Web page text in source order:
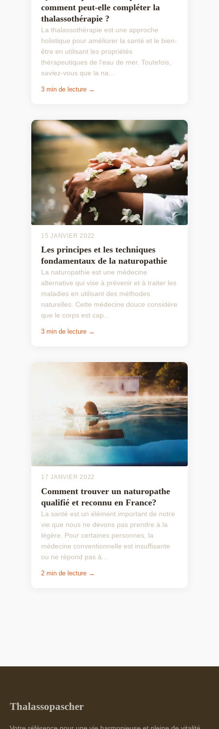
comment peut-elle compléter la
thalassothérapie ?
La thalassothérapie est une approche
holistique pour améliorer la santé et le bien-
être en utilisant les propriétés
thérapeutiques de l'eau de mer. Toutefois,
saviez-vous que la na...
3 min de lecture →
15 JANVIER 2022
Les principes et les techniques
fondamentaux de la naturopathie
La naturopathie est une médecine
alternative qui vise à prévenir et à traiter les
maladies en utilisant des méthodes
naturelles. Cette médecine douce considère
que le corps est cap...
3 min de lecture →
17 JANVIER 2022
Comment trouver un naturopathe
qualifié et reconnu en France?
La santé est un élément important de notre
vie que nous ne devons pas prendre à la
légère. Pour certaines personnes, la
médecine conventionnelle est insuffisante
ou ne répond pas à...
2 min de lecture →
Thalassopascher